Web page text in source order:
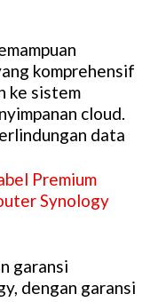
komprehensif
ke sistem
cloud.
data
Premium
Synology
garansi
dengan garansi